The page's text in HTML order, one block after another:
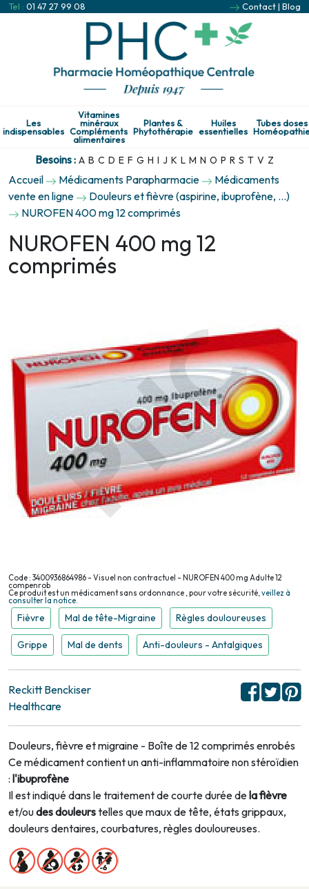
Tel : 01 47 27 99 08 Contact| Blog
Les
indispensables
Vitamines
minéraux
Compléments
alimentaires
Plantes &
Phytothérapie
Huiles
essentielles
Tubes doses
Besoins : A B C D E F G H I J K L M N O P R S T V Z
Accueil Médicaments Parapharmacie
Médicaments
vente en ligne
Douleurs et fièvre (aspirine, ibuprofène, ...)
NUROFEN 400 mg 12 comprimés
NUROFEN 400 mg 12
comprimés
Code : 3400936864986 - Visuel non contractuel - NUROFEN 400 mg Adulte 12
compenrob
Ce produit est un médicament sans ordonnance , pour votre sécurité,veillez à
consulter la notice.
Fièvre Mal de tête-Migraine Règles douloureuses
Grippe Mal de dents Anti-douleurs - Antalgiques
Reckitt Benckiser
Healthcare
Douleurs, fièvre et migraine - Boîte de 12 comprimés enrobés
Ce médicament contient un anti-inflammatoire non stéroïdien
: l'ibuprofène
Il est indiqué dans le traitement de courte durée dela fièvre
et/oudes douleurstelles que maux de tête, états grippaux,
douleurs dentaires, courbatures, règles douloureuses.